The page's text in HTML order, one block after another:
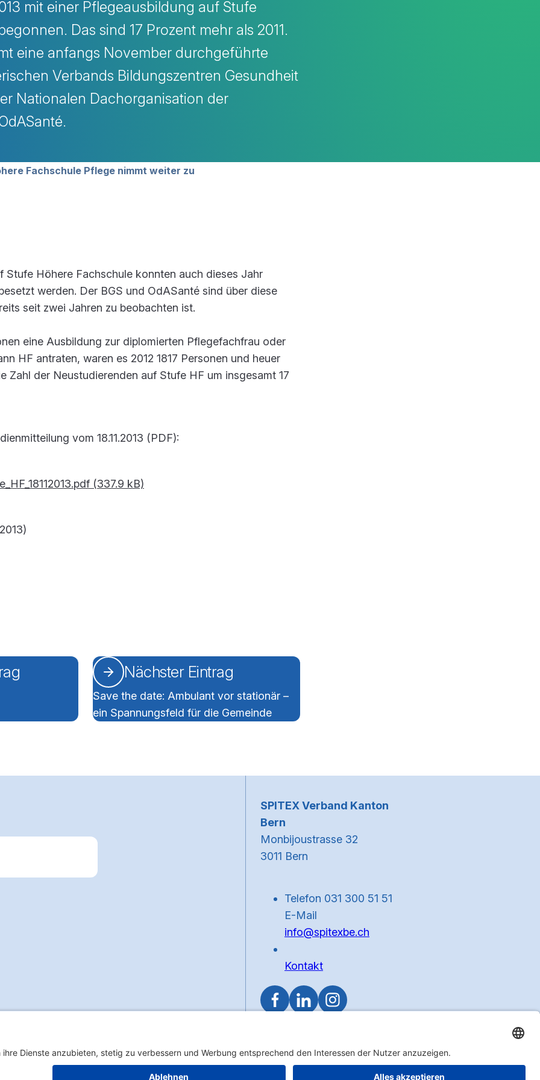
mit einer Pflegeausbildung auf Stufe
Das sind 17 Prozent mehr als 2011.
eine anfangs November durchgeführte
Verbands Bildungszentren Gesundheit
Nationalen Dachorganisation der
Fachschule Pflege nimmt weiter zu
Stufe Höhere Fachschule konnten auch dieses Jahr
werden. Der BGS und OdASanté sind über diese
seit zwei Jahren zu beobachten ist.
eine Ausbildung zur diplomierten Pflegefachfrau oder
HF antraten, waren es 2012 1817 Personen und heuer
Zahl der Neustudierenden auf Stufe HF um insgesamt 17
vom 18.11.2013 (PDF):
(337.9 kB)
Nächster Eintrag
Save the date: Ambulant vor stationär –
ein Spannungsfeld für die Gemeinde
~Kontaktinformationen
SPITEX Verband Kanton
Bern
Monbijoustrasse 32
3011 Bern
Telefon 031 300 51 51
E-Mail
info@spitexbe.ch
Kontakt